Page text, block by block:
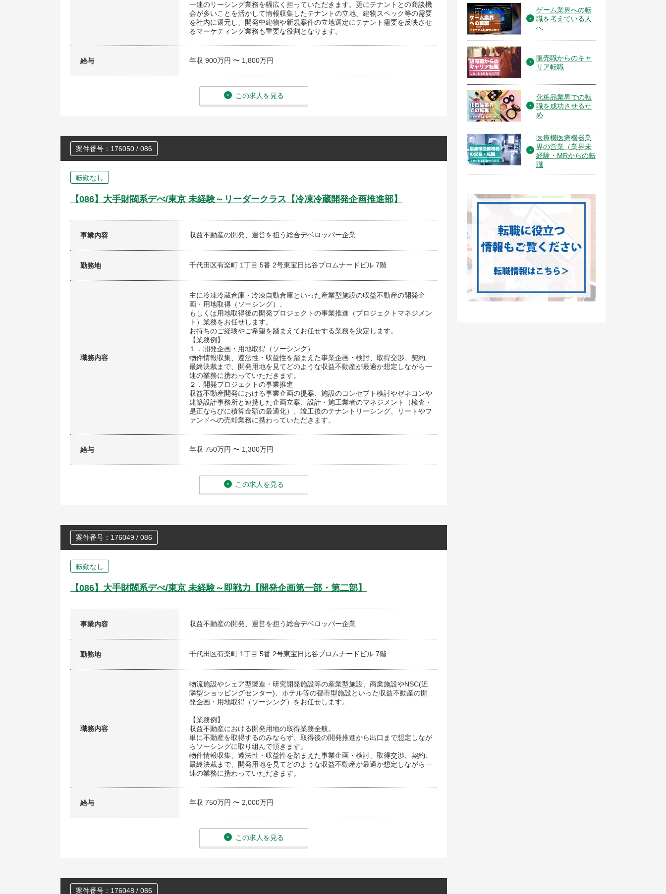
一連のリーシング業務を幅広く担っていただきます。更にテナントとの商談機
会が多いことを活かして情報収集したテナントの立地、建物スペック等の需要
を社内に還元し、開発中建物や新規案件の立地選定にテナント需要を反映させ
るマーケティング業務も重要な役割となります。
給与 年収 900万円 〜 1,800万円
この求人を見る
案件番号：176050 / 086
転勤なし
【086】大手財閥系デべ/東京 未経験～リーダークラス【冷凍冷蔵開発企画推進部】
事業内容 収益不動産の開発、運営を担う総合デベロッパー企業
勤務地 千代田区有楽町 1丁目 5番 2号東宝日比谷プロムナードビル 7階
職務内容
主に冷凍冷蔵倉庫・冷凍自動倉庫といった産業型施設の収益不動産の開発企
画・用地取得（ソーシング）、
もしくは用地取得後の開発プロジェクトの事業推進（プロジェクトマネジメン
ト）業務をお任せします。
お持ちのご経験やご希望を踏まえてお任せする業務を決定します。
【業務例】
１．開発企画・用地取得（ソーシング）
物件情報収集、遵法性・収益性を踏まえた事業企画・検討、取得交渉、契約、
最終決裁まで、開発用地を見てどのような収益不動産が最適か想定しながら一
連の業務に携わっていただきます。
２．開発プロジェクトの事業推進
収益不動産開発における事業企画の提案、施設のコンセプト検討やゼネコンや
建築設計事務所と連携した企画立案、設計・施工業者のマネジメント（検査・
是正ならびに積算金額の最適化）、竣工後のテナントリーシング、リートやフ
ァンドへの売却業務に携わっていただきます。
給与 年収 750万円 〜 1,300万円
この求人を見る
案件番号：176049 / 086
転勤なし
【086】大手財閥系デべ/東京 未経験～即戦力【開発企画第一部・第二部】
事業内容 収益不動産の開発、運営を担う総合デベロッパー企業
勤務地 千代田区有楽町 1丁目 5番 2号東宝日比谷プロムナードビル 7階
職務内容
物流施設やシェア型製造・研究開発施設等の産業型施設、商業施設やNSC(近
隣型ショッピングセンター)、ホテル等の都市型施設といった収益不動産の開
発企画・用地取得（ソーシング）をお任せします。
【業務例】
収益不動産における開発用地の取得業務全般。
単に不動産を取得するのみならず、取得後の開発推進から出口まで想定しなが
らソーシングに取り組んで頂きます。
物件情報収集、遵法性・収益性を踏まえた事業企画・検討、取得交渉、契約、
最終決裁まで、開発用地を見てどのような収益不動産が最適か想定しながら一
連の業務に携わっていただきます。
給与 年収 750万円 〜 2,000万円
この求人を見る
案件番号：176048 / 086
ゲーム業界への転
職を考えている人
へ
販売職からのキャ
リア転職
化粧品業界での転
職を成功させるた
め
医療機医療機器業
界の営業（業界未
経験・MRからの転
職